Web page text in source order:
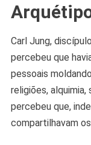
Carl Jung,
percebeu que
pessoais
religiões,
percebeu que,
compartilhavam